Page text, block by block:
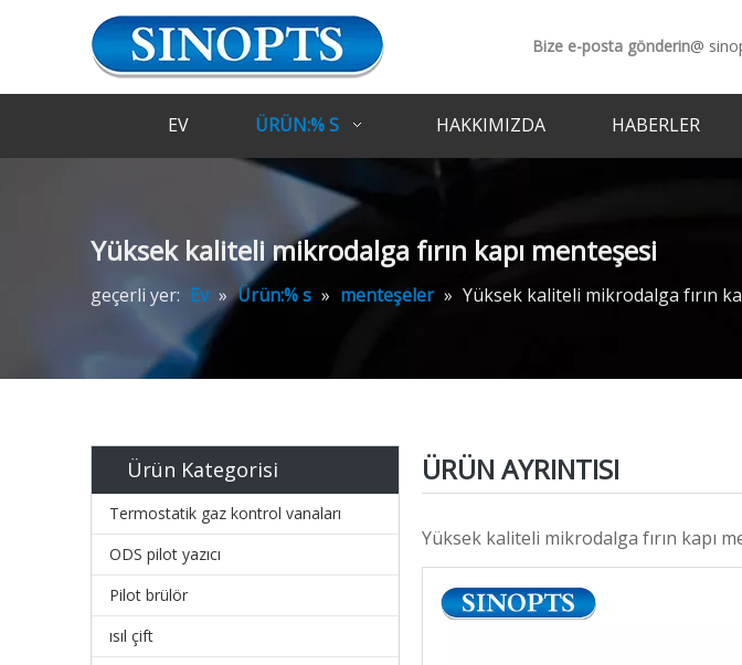
Bize e-posta gönderin@
EV ÜRÜN:% S HAKKIMIZDA HABERLER
Yüksek kaliteli mikrodalga fırın kapı menteşesi
geçerli yer: Ev » Ürün:% s » menteşeler » Yüksek kaliteli mikrodalga fırın
Ürün Kategorisi
Termostatik gaz kontrol vanaları
ODS pilot yazıcı
Pilot brülör
ısıl çift
ÜRÜN AYRINTISI
Yüksek kaliteli mikrodalga fırın kapı